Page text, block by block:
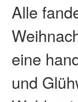
Alle
eine
und